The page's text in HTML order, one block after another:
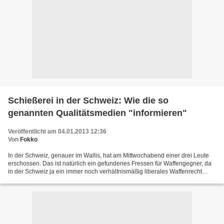
Schießerei in der Schweiz: Wie die so
genannten Qualitätsmedien "informieren"
Veröffentlicht am 04.01.2013 12:36
Von Fokko
In der Schweiz, genauer im Wallis, hat am Mittwochabend einer drei Leute
erschossen. Das ist natürlich ein gefundenes Fressen für Waffengegner, da
in der Schweiz ja ein immer noch verhältnismäßig liberales Waffenrecht